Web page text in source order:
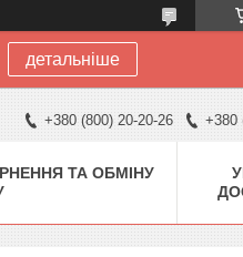
детальніше
+380 (800) 20-20-26 +380
ТА ОБМІНУ